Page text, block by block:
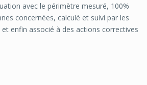
avec le périmètre mesuré, 100%
concernées, calculé et suivi par les
enfin associé à des actions correctives